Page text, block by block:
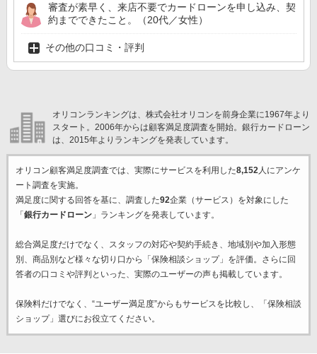
審査が素早く、来店不要でカードローンを申し込み、契
約までできたこと。（20代／女性）
その他の口コミ・評判
オリコンランキングは、株式会社オリコンを前身企業に1967年より
スタート。2006年からは顧客満足度調査を開始。銀行カードローン
は、2015年よりランキングを発表しています。
オリコン顧客満足度調査では、実際にサービスを利用した8,152人にアンケ
ート調査を実施。
満足度に関する回答を基に、調査した92企業（サービス）を対象にした
「 銀行カードローン」ランキングを発表しています。
総合満足度だけでなく、スタッフの対応や契約手続き、地域別や加入形態
別、商品別など様々な切り口から「保険相談ショップ」を評価。さらに回
答者の口コミや評判といった、実際のユーザーの声も掲載しています。
保険料だけでなく、“ユーザー満足度”からもサービスを比較し、「保険相談
ショップ」選びにお役立てください。